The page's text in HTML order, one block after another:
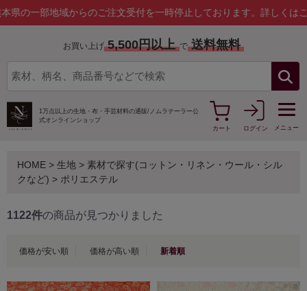
らのご注文受付を一時停止しております。 詳しくはこちら
お買い上げ 5,500円以上 で 送料無料
1万点以上の生地・布・手芸材料の通販/ ノムラテーラー公
式オンラインショップ
カート
ログイン メニュー
HOME > 生地 > 素材で探す(コットン・リネン・ウール・シル
クなど) > ポリエステル
1122件の商品が見つかりました
価格が安い順 価格が高い順 新着順